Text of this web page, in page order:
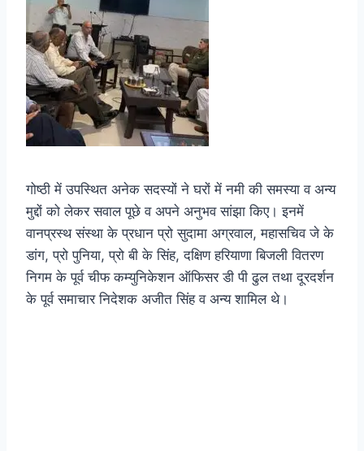
गोष्ठी में उपस्थित अनेक सदस्यों ने घरों में नमी की समस्या व अन्य
मुद्दों को लेकर सवाल पूछे व अपने अनुभव सांझा किए। इनमें
वानप्रस्थ संस्था के प्रधान प्रो सुदामा अग्रवाल, महासचिव जे के
डांग, प्रो पुनिया, प्रो बी के सिंह, दक्षिण हरियाणा बिजली वितरण
निगम के पूर्व चीफ कम्युनिकेशन ऑफिसर डी पी ढुल तथा दूरदर्शन
के पूर्व समाचार निदेशक अजीत सिंह व अन्य शामिल थे।